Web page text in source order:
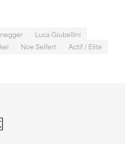
Luca Giubellini
Noe Seifert
Actif / Elite